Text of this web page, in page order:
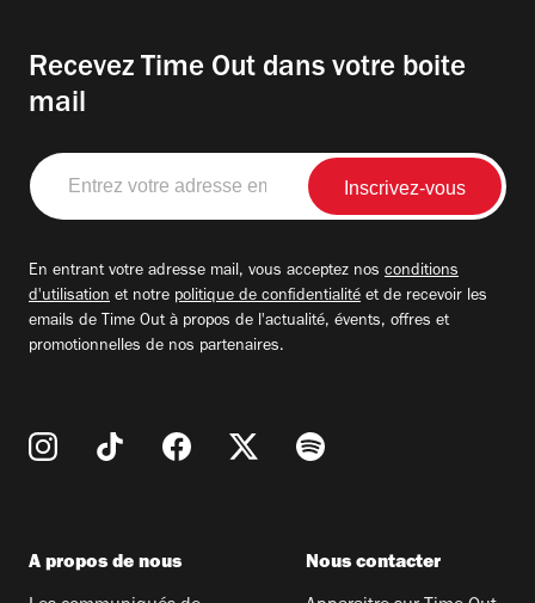
Recevez Time Out dans votre boite
mail
Entrez
votre
adresse
En entrant votre adresse mail, vous acceptez nos conditions
d'utilisation et notre politique de confidentialité et de recevoir les
emails de Time Out à propos de l'actualité, évents, offres et
promotionnelles de nos partenaires.
A propos de nous Nous contacter